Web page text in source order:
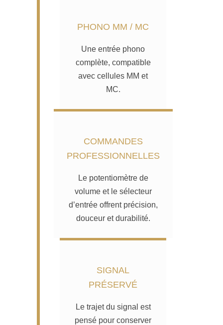
PHONO MM / MC
Une entrée phono
complète, compatible
avec cellules MM et
MC.
COMMANDES
PROFESSIONNELLES
Le potentiomètre de
volume et le sélecteur
d’entrée offrent précision,
douceur et durabilité.
SIGNAL
PRÉSERVÉ
Le trajet du signal est
pensé pour conserver